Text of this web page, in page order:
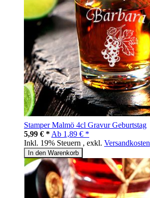
Stamper Malmö 4cl Gravur Geburtstag
5,99 € * Ab 1,89 € *
Inkl. 19% Steuern , exkl. Versandkosten
In den Warenkorb